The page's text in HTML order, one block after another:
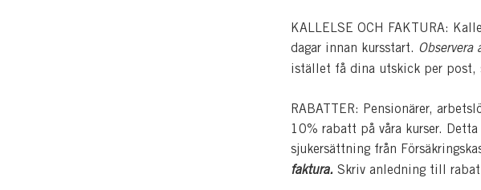
KALLELSE OCH FAKTURA:
dagar innan kursstart.
istället få dina utskick per post,
RABATTER: Pensionärer,
10% rabatt på våra kurser.
sjukersättning från
faktura. Skriv anledning till